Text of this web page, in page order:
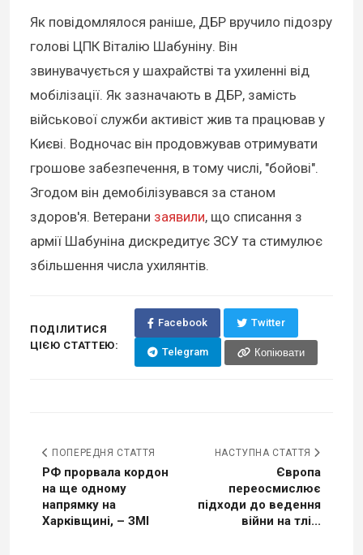
Як повідомлялося раніше, ДБР вручило підозру
голові ЦПК Віталію Шабуніну. Він
звинувачується у шахрайстві та ухиленні від
мобілізації. Як зазначають в ДБР, замість
військової служби активіст жив та працював у
Києві. Водночас він продовжував отримувати
грошове забезпечення, в тому числі, "бойові".
Згодом він демобілізувався за станом
здоров'я. Ветерани заявили, що списання з
армії Шабуніна дискредитує ЗСУ та стимулює
збільшення числа ухилянтів.
ПОДІЛИТИСЯ
ЦІЄЮ СТАТТЕЮ:
Facebook Twitter
Telegram Копіювати
ПОПЕРЕДНЯ СТАТТЯ
РФ прорвала кордон
на ще одному
напрямку на
Харківщині, – ЗМІ
НАСТУПНА СТАТТЯ
Європа
переосмислює
підходи до ведення
війни на тлі...